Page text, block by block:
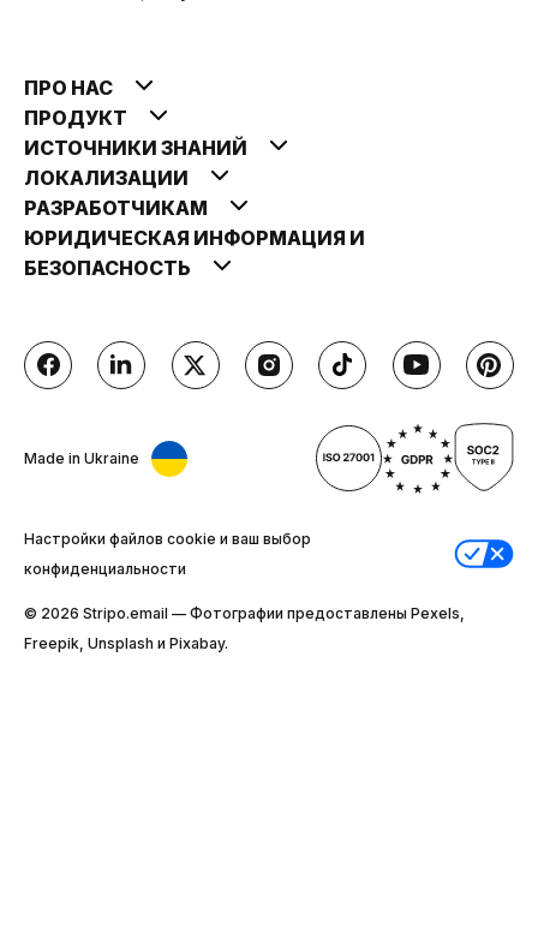
ПРО НАС
ПРОДУКТ
ИСТОЧНИКИ ЗНАНИЙ
ЛОКАЛИЗАЦИИ
РАЗРАБОТЧИКАМ
ЮРИДИЧЕСКАЯ ИНФОРМАЦИЯ И
БЕЗОПАСНОСТЬ
Made in Ukraine
Настройки файлов cookie и ваш выбор
конфиденциальности
© 2026 Stripо.email — Фотографии предоставлены Pexels,
Freepik, Unsplash и Pixabay.